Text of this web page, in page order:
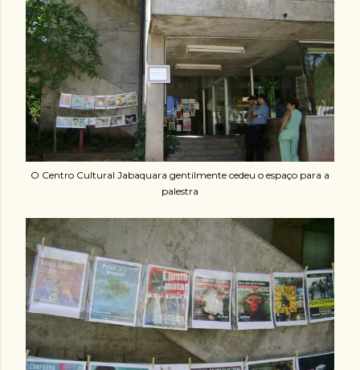
O Centro Cultural Jabaquara gentilmente cedeu o espaço para a
palestra